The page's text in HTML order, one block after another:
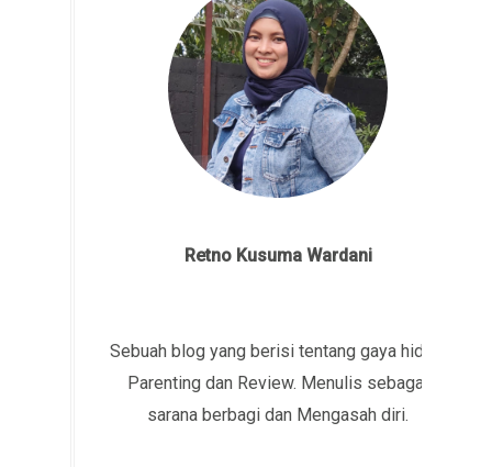
Retno Kusuma Wardani
Sebuah blog yang berisi tentang gaya hidup,
Parenting dan Review. Menulis sebagai
sarana berbagi dan Mengasah diri.